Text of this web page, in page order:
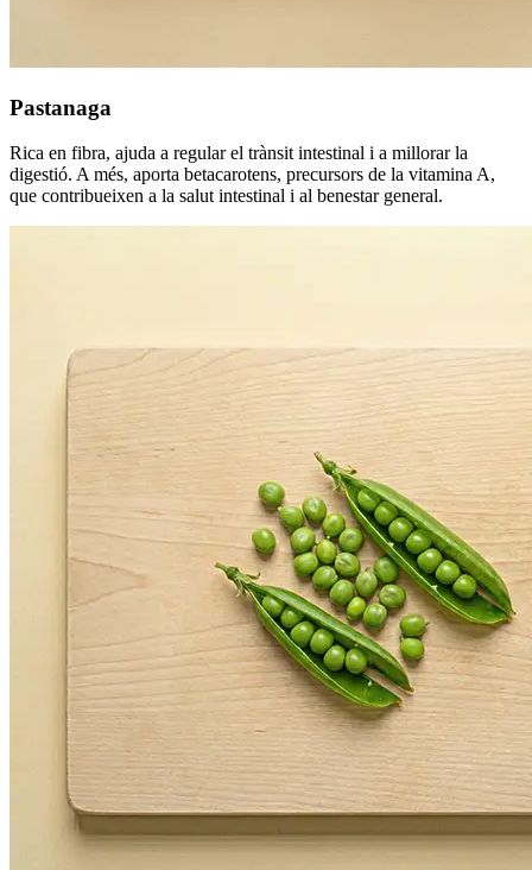
Pastanaga
Rica en fibra, ajuda a regular el trànsit intestinal i a millorar la
digestió. A més, aporta betacarotens, precursors de la vitamina A,
que contribueixen a la salut intestinal i al benestar general.